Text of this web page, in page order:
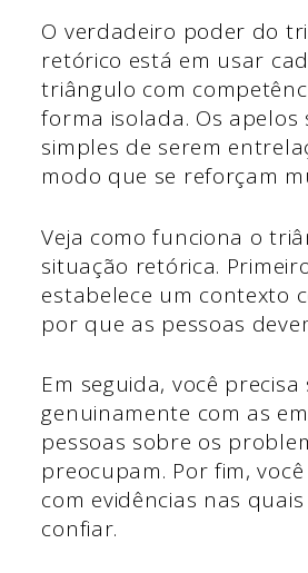
O verdadeiro poder do
retórico está em usar
triângulo com
forma isolada. Os
simples de serem
modo que se reforçam
Veja como funciona o
situação retórica.
estabelece um contexto
por que as pessoas
Em seguida, você
genuinamente com as
pessoas sobre os
preocupam. Por fim,
com evidências nas
confiar.